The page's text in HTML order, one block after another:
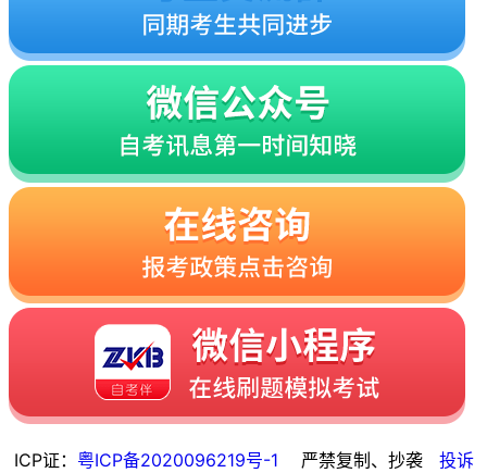
ICP证： 粤ICP备2020096219号-1 严禁复制、抄袭 投诉